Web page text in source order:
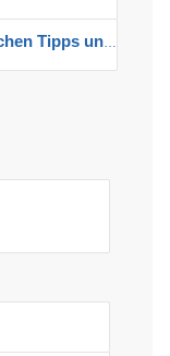
und Angebote